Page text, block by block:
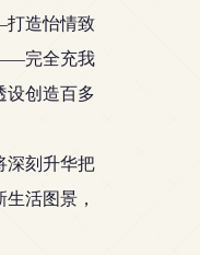
打造怡情致
完全充我
设创造百多
深刻升华把
活图景，